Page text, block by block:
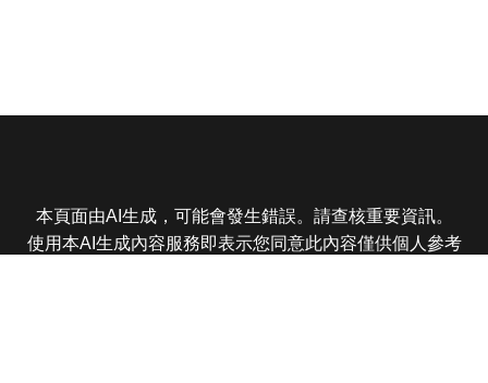
本頁面由AI生成，可能會發生錯誤。請查核重要資訊。
使用本AI生成內容服務即表示您同意此內容僅供個人參考